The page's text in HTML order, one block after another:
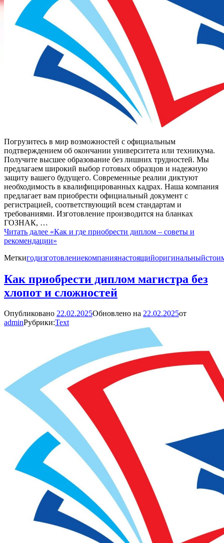
Погрузитесь в мир возможностей с официальным
подтверждением об окончании университета или техникума.
Получите высшее образование без лишних трудностей. Мы
предлагаем широкий выбор готовых образцов и надежную
защиту вашего будущего. Современные реалии диктуют
необходимость в квалифицированных кадрах. Наша компания
предлагает вам приобрести официальный документ с
регистрацией, соответствующий всем стандартам и
требованиями. Изготовление производится на бланках
ГОЗНАК, …
Читать далее «Как и где приобрести диплом – советы и
рекомендации»
Меткигодизготовлениекомпаниянастоящийоригинальный
Как приобрести диплом магистра без
хлопот и сложностей
Опубликовано 22.02.2025Обновлено на 22.02.2025от
adminРубрики:Text